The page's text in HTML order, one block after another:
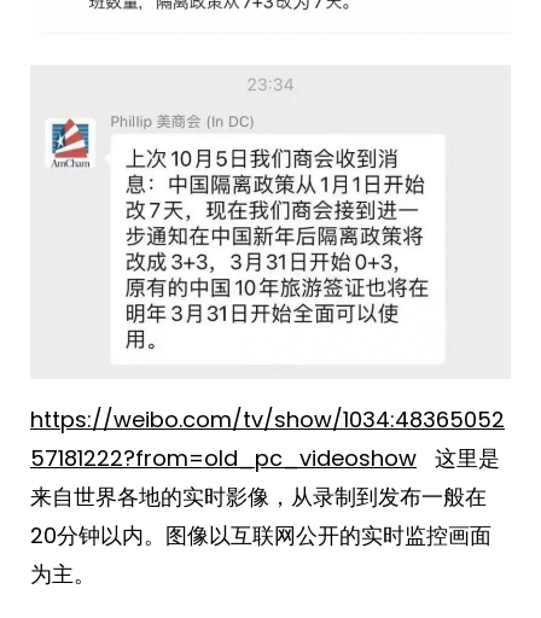
https://weibo.com/tv/show/1034:48365052
57181222?from=old_pc_videoshow 这里是
来自世界各地的实时影像，从录制到发布一般在
20分钟以内。图像以互联网公开的实时监控画面
为主。